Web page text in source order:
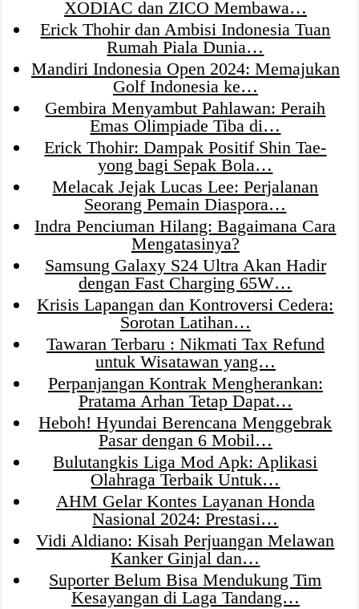
XODIAC dan ZICO Membawa…
Erick Thohir dan Ambisi Indonesia Tuan
Rumah Piala Dunia…
Mandiri Indonesia Open 2024: Memajukan
Golf Indonesia ke…
Gembira Menyambut Pahlawan: Peraih
Emas Olimpiade Tiba di…
Erick Thohir: Dampak Positif Shin Tae-
yong bagi Sepak Bola…
Melacak Jejak Lucas Lee: Perjalanan
Seorang Pemain Diaspora…
Indra Penciuman Hilang: Bagaimana Cara
Mengatasinya?
Samsung Galaxy S24 Ultra Akan Hadir
dengan Fast Charging 65W…
Krisis Lapangan dan Kontroversi Cedera:
Sorotan Latihan…
Tawaran Terbaru : Nikmati Tax Refund
untuk Wisatawan yang…
Perpanjangan Kontrak Mengherankan:
Pratama Arhan Tetap Dapat…
Heboh! Hyundai Berencana Menggebrak
Pasar dengan 6 Mobil…
Bulutangkis Liga Mod Apk: Aplikasi
Olahraga Terbaik Untuk…
AHM Gelar Kontes Layanan Honda
Nasional 2024: Prestasi…
Vidi Aldiano: Kisah Perjuangan Melawan
Kanker Ginjal dan…
Suporter Belum Bisa Mendukung Tim
Kesayangan di Laga Tandang…